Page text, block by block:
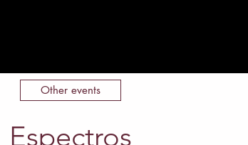
Espectros
Other events